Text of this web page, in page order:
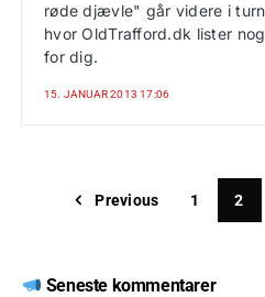
røde djævle" går videre i
hvor OldTrafford.dk lister
for dig.
15. JANUAR 2013 17:06
Previous 1 2
Seneste kommentarer